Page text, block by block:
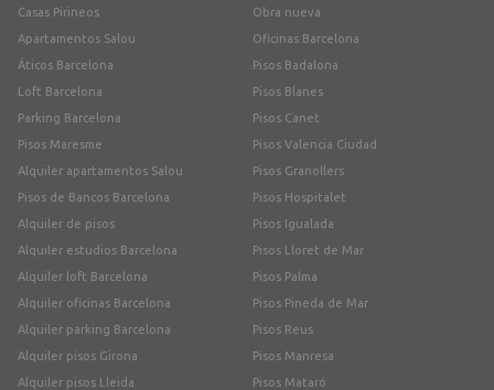
Casas Pirineos
Apartamentos Salou
Áticos Barcelona
Loft Barcelona
Parking Barcelona
Pisos Maresme
Alquiler apartamentos Salou
Pisos de Bancos Barcelona
Alquiler de pisos
Alquiler estudios Barcelona
Alquiler loft Barcelona
Alquiler oficinas Barcelona
Alquiler parking Barcelona
Alquiler pisos Girona
Alquiler pisos Lleida
Obra nueva
Oficinas Barcelona
Pisos Badalona
Pisos Blanes
Pisos Canet
Pisos Valencia Ciudad
Pisos Granollers
Pisos Hospitalet
Pisos Igualada
Pisos Lloret de Mar
Pisos Palma
Pisos Pineda de Mar
Pisos Reus
Pisos Manresa
Pisos Mataró